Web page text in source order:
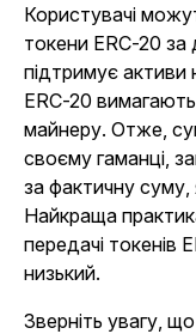
Користувачі
токени ERC-20
підтримує активи
ERC-20 вимагають
майнеру. Отже,
своєму гаманці,
за фактичну суму,
Найкраща
передачі токенів
низький.
Зверніть увагу, що